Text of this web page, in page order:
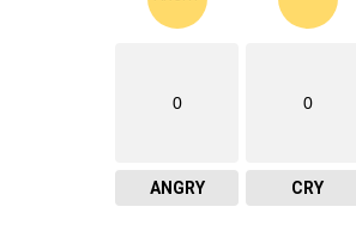
0
ANGRY
0
CRY